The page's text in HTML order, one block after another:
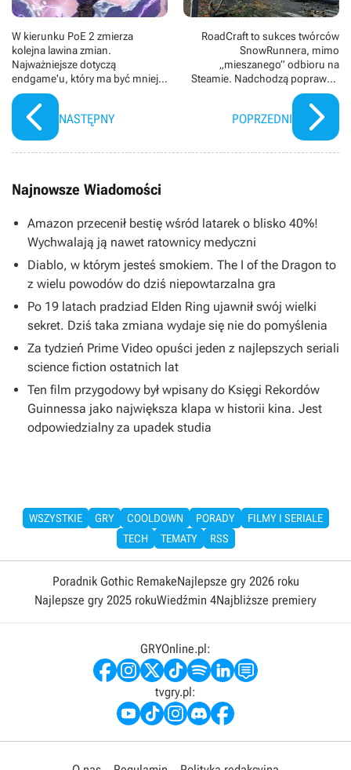
W kierunku PoE 2 zmierza
kolejna lawina zmian.
Najważniejsze dotyczą
endgame'u, który ma być mniej
monotonny i bardziej
satysfakcjonujący
NASTĘPNY
RoadCraft to sukces twórców
SnowRunnera, mimo
„mieszanego” odbioru na
Steamie. Nadchodzą poprawki i
wyczekiwany tryb
POPRZEDNI
Najnowsze Wiadomości
Amazon przecenił bestię wśród latarek o blisko 40%!
Wychwalają ją nawet ratownicy medyczni
Diablo, w którym jesteś smokiem. The I of the Dragon to
z wielu powodów do dziś niepowtarzalna gra
Po 19 latach pradziad Elden Ring ujawnił swój wielki
sekret. Dziś taka zmiana wydaje się nie do pomyślenia
Za tydzień Prime Video opuści jeden z najlepszych seriali
science fiction ostatnich lat
Ten film przygodowy był wpisany do Księgi Rekordów
Guinnessa jako największa klapa w historii kina. Jest
odpowiedzialny za upadek studia
WSZYSTKIE GRY COOLDOWN PORADY
FILMY I SERIALE
TECH
TEMATY RSS
Poradnik Gothic RemakeNajlepsze gry 2026 roku
Najlepsze gry 2025 rokuWiedźmin 4Najbliższe premiery
GRYOnline.pl:
tvgry.pl: